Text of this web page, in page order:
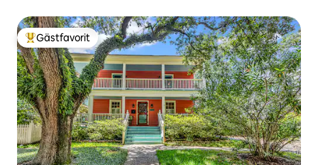
Populär gästfavorit
Gästfavorit